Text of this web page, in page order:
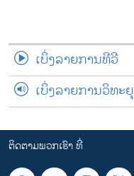
ເບິ່ງລາຍການທີວີ
ເບິ່ງລາຍການວິທະຍຸ
ຕິດຕາມພວກເຮົາ ທີ່